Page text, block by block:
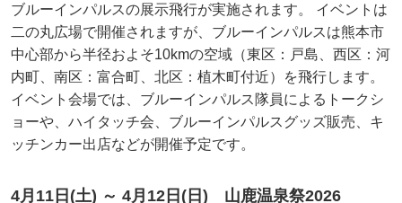
ブルーインパルスの展示飛行が実施されます。 イベントは
二の丸広場で開催されますが、ブルーインパルスは熊本市
中心部から半径およそ10kmの空域（東区：戸島、西区：河
内町、南区：富合町、北区：植木町付近）を飛行します。
イベント会場では、ブルーインパルス隊員によるトークシ
ョーや、ハイタッチ会、ブルーインパルスグッズ販売、キ
ッチンカー出店などが開催予定です。
4月11日(土) ～ 4月12日(日) 山鹿温泉祭2026